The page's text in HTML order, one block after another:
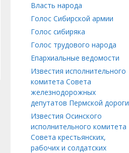
Власть народа
Голос Сибирской армии
Голос сибиряка
Голос трудового народа
Епархиальные ведомости
Известия исполнительного
комитета Совета
железнодорожных
депутатов Пермской дороги
Известия Осинского
исполнительного комитета
Совета крестьянских,
рабочих и солдатских